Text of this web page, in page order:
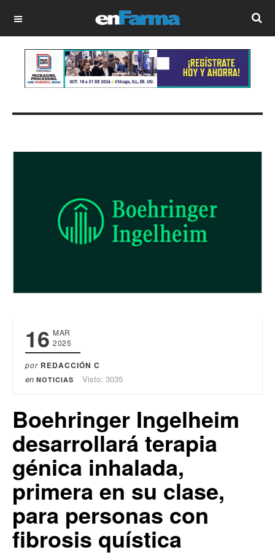
OFF CANVAS
16 MAR
2025
por REDACCIÓN C
en NOTICIAS Visto: 3035
Boehringer Ingelheim
desarrollará terapia
génica inhalada,
primera en su clase,
para personas con
fibrosis quística